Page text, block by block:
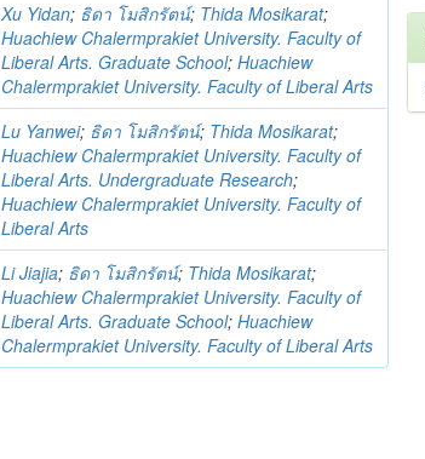
Xu Yidan; ธิดา โมสิกรัตน์; Thida Mosikarat;
Huachiew Chalermprakiet University. Faculty of
Liberal Arts. Graduate School;Huachiew
Chalermprakiet University. Faculty of Liberal Arts
Lu Yanwei; ธิดา โมสิกรัตน์; Thida Mosikarat;
Huachiew Chalermprakiet University. Faculty of
Liberal Arts. Undergraduate Research;
Huachiew Chalermprakiet University. Faculty of
Liberal Arts
Li Jiajia; ธิดา โมสิกรัตน์; Thida Mosikarat;
Huachiew Chalermprakiet University. Faculty of
Liberal Arts. Graduate School;Huachiew
Chalermprakiet University. Faculty of Liberal Arts